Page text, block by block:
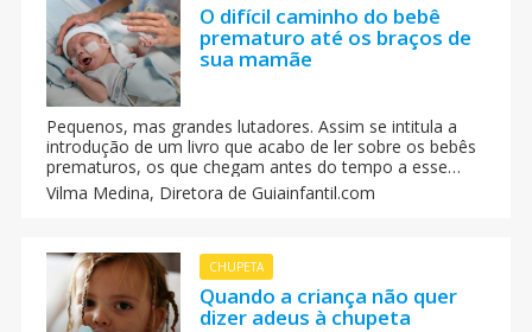
O difícil caminho do bebê
prematuro até os braços de
sua mamãe
Pequenos, mas grandes lutadores. Assim se intitula a
introdução de um livro que acabo de ler sobre os bebês
prematuros, os que chegam antes do tempo a esse
mundo, os que nascem antes das 37 semanas de
gestação. Trata-se de uma luta diária até os braços da
Vilma Medina, Diretora de Guiainfantil.com
CHUPETA
Quando a criança não quer
dizer adeus à chupeta